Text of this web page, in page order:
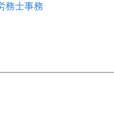
務士事務